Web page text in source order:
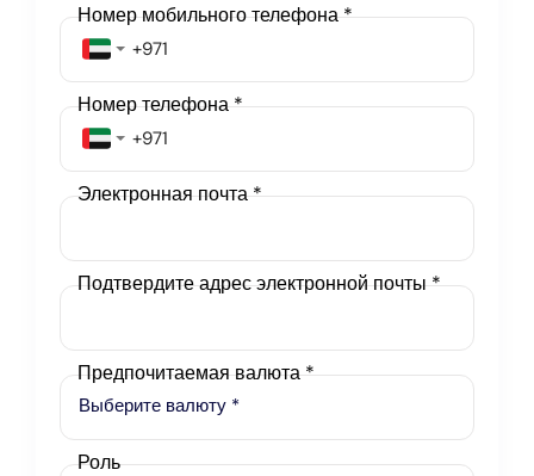
Номер мобильного телефона*
Номер телефона*
Электронная почта *
Подтвердите адрес электронной почты *
Выберите валюту *
Предпочитаемая валюта*
Роль